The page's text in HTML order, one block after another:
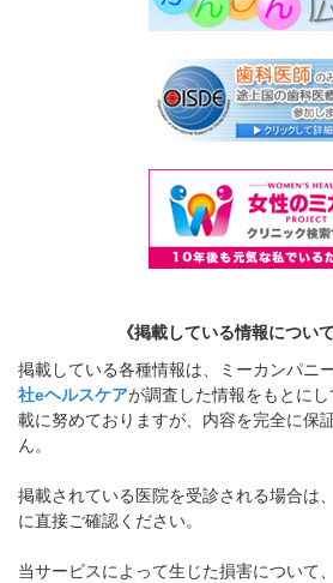
《掲載している情報につい
掲載している各種情報は、ミーカンパニ
社eヘルスケアが調査した情報をもとに
載に努めておりますが、内容を完全に保
ん。
掲載されている医院を受診される場合は
に直接ご確認ください。
当サービスによって生じた損害について